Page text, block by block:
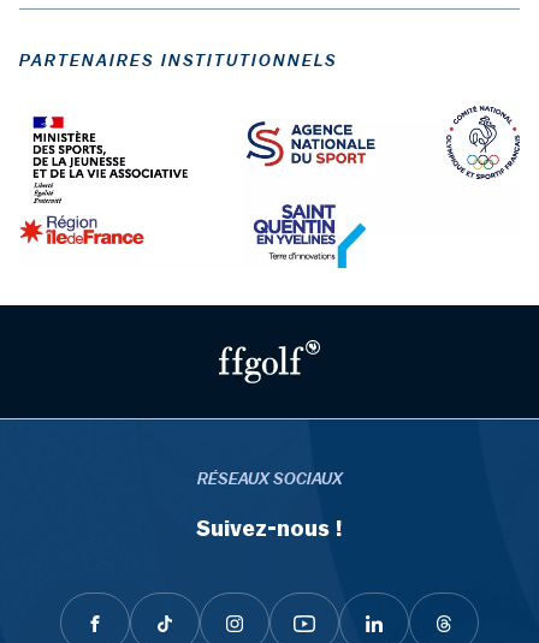
PARTENAIRES INSTITUTIONNELS
RÉSEAUX SOCIAUX
Suivez-nous !